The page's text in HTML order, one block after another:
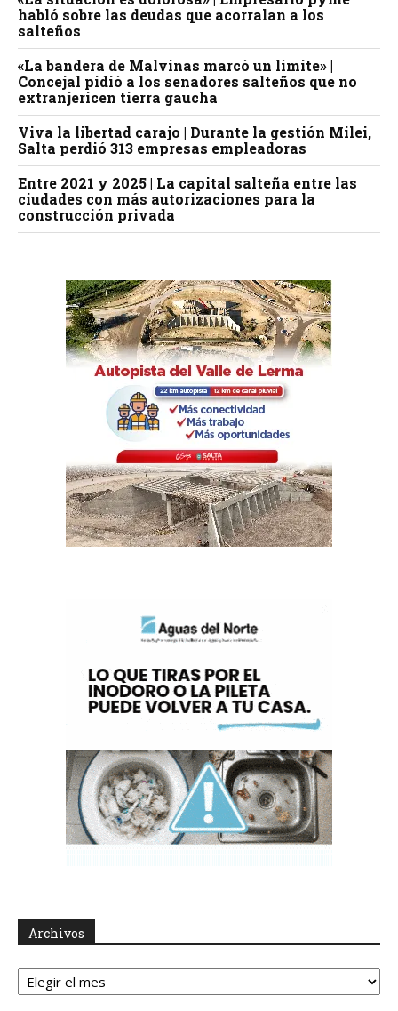
habló sobre las deudas que acorralan a los
salteños
«La bandera de Malvinas marcó un límite» |
Concejal pidió a los senadores salteños que no
extranjericen tierra gaucha
Viva la libertad carajo | Durante la gestión Milei,
Salta perdió 313 empresas empleadoras
Entre 2021 y 2025 | La capital salteña entre las
ciudades con más autorizaciones para la
construcción privada
Archivos
Archivos